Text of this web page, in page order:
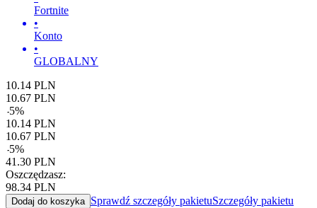
Fortnite
•
Konto
•
GLOBALNY
10.14 PLN
10.67 PLN
-5%
10.14 PLN
10.67 PLN
-5%
41.30 PLN
Oszczędzasz:
98.34 PLN
Dodaj do koszyka Sprawdź szczegóły pakietuSzczegóły pakietu